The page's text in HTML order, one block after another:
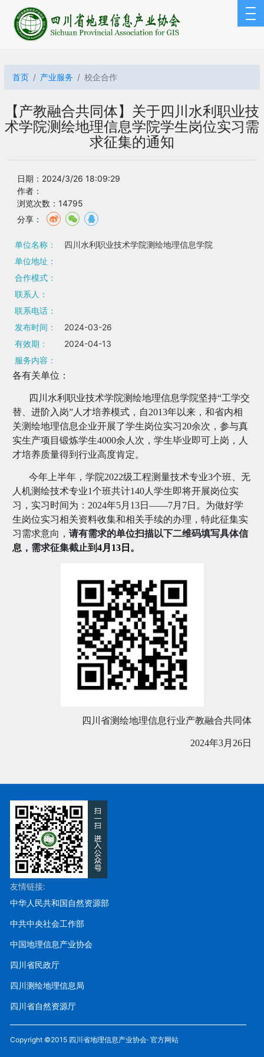
首页 产业服务 校企合作
【产教融合共同体】关于四川水利职业技
术学院测绘地理信息学院学生岗位实习需
求征集的通知
日期：2024/3/26 18:09:29
作者：
浏览次数：14795
分享：
单位名称：
四川水利职业技术学院测绘地理信息学院
单位地址：
合作模式：
联系人：
联系电话：
发布时间：
2024-03-26
有效期：
2024-04-13
服务内容：
各有关单位：
四川水利职业技术学院测绘地理信息学院坚持“工学交
替、进阶入岗”人才培养模式，自2013年以来，和省内相
关测绘地理信息企业开展了学生岗位实习20余次，参与真
实生产项目锻炼学生4000余人次，学生毕业即可上岗，人
才培养质量得到行业高度肯定。
今年上半年，学院2022级工程测量技术专业3个班、无
人机测绘技术专业1个班共计140人学生即将开展岗位实
习，实习时间为：2024年5月13日——7月7日。为做好学
生岗位实习相关资料收集和相关手续的办理，特此征集实
习需求意向， 请有需求的单位扫描以下二维码填写具体信
息，需求征集截止到4月13日 。
四川省测绘地理信息行业产教融合共同体
2024年3月26日
友情链接:
中华人民共和国自然资源部
中共中央社会工作部
中国地理信息产业协会
四川省民政厅
四川测绘地理信息局
四川省自然资源厅
Copyright ©2015 四川省地理信息产业协会· 官方网站